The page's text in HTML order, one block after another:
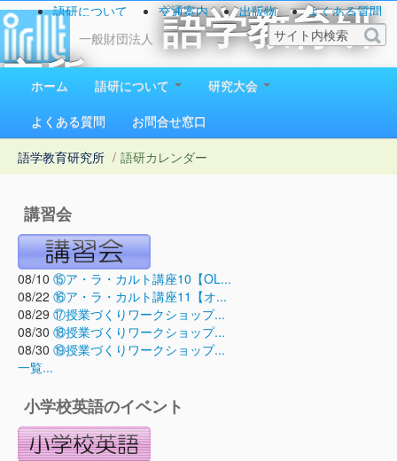
一般財団法人
語学教育研
究所
1923（大正12）年創立
語研について 交通案内 出版物
よくある質問
お問い合わせ
ホーム 語研について
研究大会
よくある質問
お問合せ窓口
語学教育研究所 / 語研カレンダー
講習会
08/10 ⑮ア・ラ・カルト講座10【OL...
08/22 ⑯ア・ラ・カルト講座11【オ...
08/29 ⑰授業づくりワークショップ...
08/30 ⑱授業づくりワークショップ...
08/30 ⑲授業づくりワークショップ...
一覧...
小学校英語のイベント